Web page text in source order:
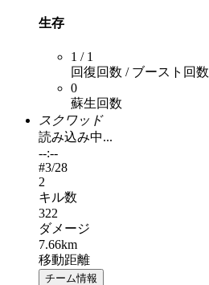
生存
1 / 1
回復回数 / ブースト回数
0
蘇生回数
スクワッド
読み込み中...
--:--
#3/28
2
キル数
322
ダメージ
7.66km
移動距離
チーム情報